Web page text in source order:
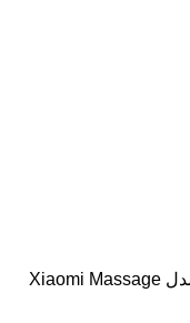
خرید و معرفی ماساژور تفنگی شیائومی مدل Xiaomi Massage